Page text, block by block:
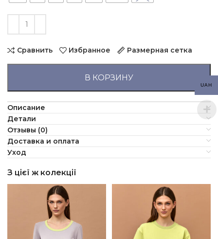
Сравнить Избранное Размерная сетка
В КОРЗИНУ
Описание
Детали
Отзывы (0)
Доставка и оплата
Уход
З цієї ж колекції
UAH